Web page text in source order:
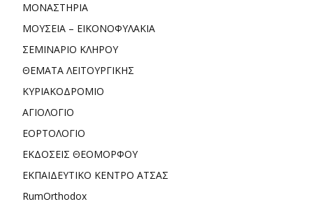
ΜΟΝΑΣΤΗΡΙΑ
ΜΟΥΣΕΙΑ – ΕΙΚΟΝΟΦΥΛΑΚΙΑ
ΣΕΜΙΝΑΡΙΟ ΚΛΗΡΟΥ
ΘΕΜΑΤΑ ΛΕΙΤΟΥΡΓΙΚΗΣ
ΚΥΡΙΑΚΟΔΡΟΜΙΟ
ΑΓΙΟΛΟΓΙΟ
ΕΟΡΤΟΛΟΓΙΟ
ΕΚΔΟΣΕΙΣ ΘΕΟΜΟΡΦΟΥ
ΕΚΠΑΙΔΕΥΤΙΚΟ ΚΕΝΤΡΟ ΑΤΣΑΣ
RumOrthodox